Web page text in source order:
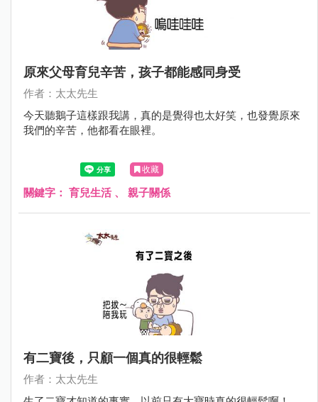
原來父母育兒辛苦，孩子都能感同身受
作者：太太先生
今天聽鵝子這樣跟我講，真的是覺得也太好笑，也發覺原來
我們的辛苦，他都看在眼裡。
收藏
關鍵字： 育兒生活、 親子關係
有二寶後，只顧一個真的很輕鬆
作者：太太先生